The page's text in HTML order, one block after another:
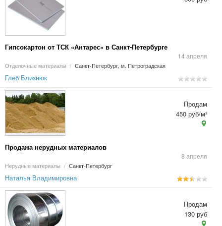
Гипсокартон от ТСК «Антарес» в Санкт-Петербурге
14 апреля
Отделочные материалы / Санкт-Петербург, м. Петроградская
Глеб Близнюк
Продажа нерудных материалов
8 апреля
Нерудные материалы / Санкт-Петербург
Продам
450 руб/м³
Наталья Владимировна
Продам
130 руб